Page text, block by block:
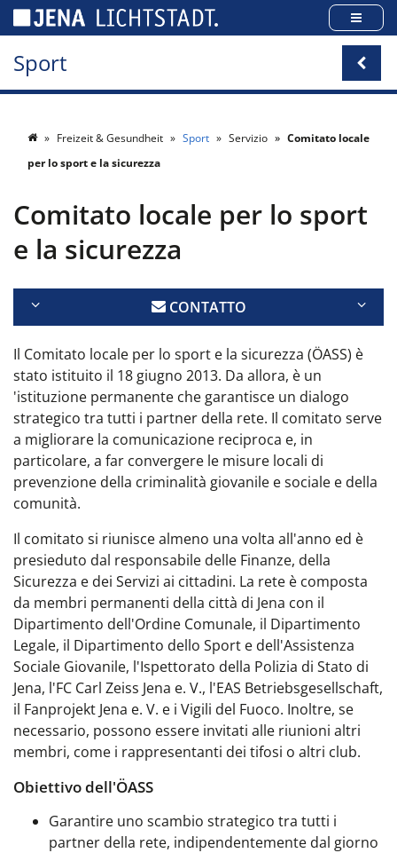
Sport
Freizeit & Gesundheit Sport Servizio
Comitato locale
per lo sport e la sicurezza
Comitato locale per lo sport
e la sicurezza
CONTATTO
Il Comitato locale per lo sport e la sicurezza (ÖASS) è
stato istituito il 18 giugno 2013. Da allora, è un
'istituzione permanente che garantisce un dialogo
strategico tra tutti i partner della rete. Il comitato serve
a migliorare la comunicazione reciproca e, in
particolare, a far convergere le misure locali di
prevenzione della criminalità giovanile e sociale e della
comunità.
Il comitato si riunisce almeno una volta all'anno ed è
presieduto dal responsabile delle Finanze, della
Sicurezza e dei Servizi ai cittadini. La rete è composta
da membri permanenti della città di Jena con il
Dipartimento dell'Ordine Comunale, il Dipartimento
Legale, il Dipartimento dello Sport e dell'Assistenza
Sociale Giovanile, l'Ispettorato della Polizia di Stato di
Jena, l'FC Carl Zeiss Jena e. V., l'EAS Betriebsgesellschaft,
il Fanprojekt Jena e. V. e i Vigili del Fuoco. Inoltre, se
necessario, possono essere invitati alle riunioni altri
membri, come i rappresentanti dei tifosi o altri club.
Obiettivo dell'ÖASS
Garantire uno scambio strategico tra tutti i
partner della rete, indipendentemente dal giorno
Pannello di gestione dei cookies